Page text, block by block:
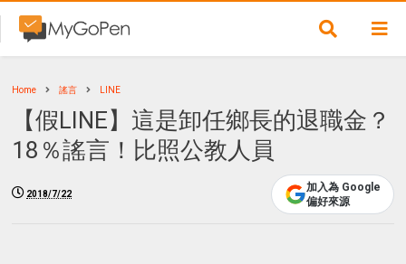
Home 謠言 LINE
【假LINE】這是卸任鄉長的退職金？
18％謠言！比照公教人員
2018/7/22
加入為 Google
偏好來源